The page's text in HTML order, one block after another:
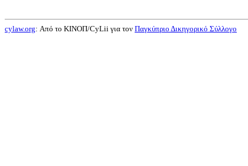
cylaw.org: Από το ΚΙΝOΠ/CyLii για τον Παγκύπριο Δικηγορικό Σύλλογο